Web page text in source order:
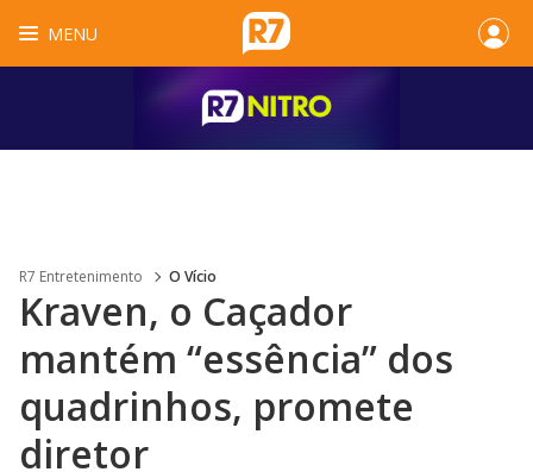
MENU
R7 Entretenimento O Vício
Kraven, o Caçador
mantém “essência” dos
quadrinhos, promete
diretor